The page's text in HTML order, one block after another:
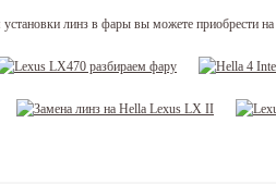
линз в фары вы можете приобрести